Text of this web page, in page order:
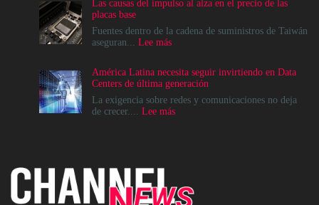
apuesta
el
para
acelerar
la
era
Las causas del impulso al alza en el precio de las
placas base
Fuentes dentro de la cadena de suministros de Taiwán
aseguran... Lee más:
del
impulso
al
alza
base
América Latina necesita seguir invirtiendo en Data
Centers de última generación
La exigencia sobre redes y comunicaciones no deja
de crecer.... Lee más:
Data
Centers